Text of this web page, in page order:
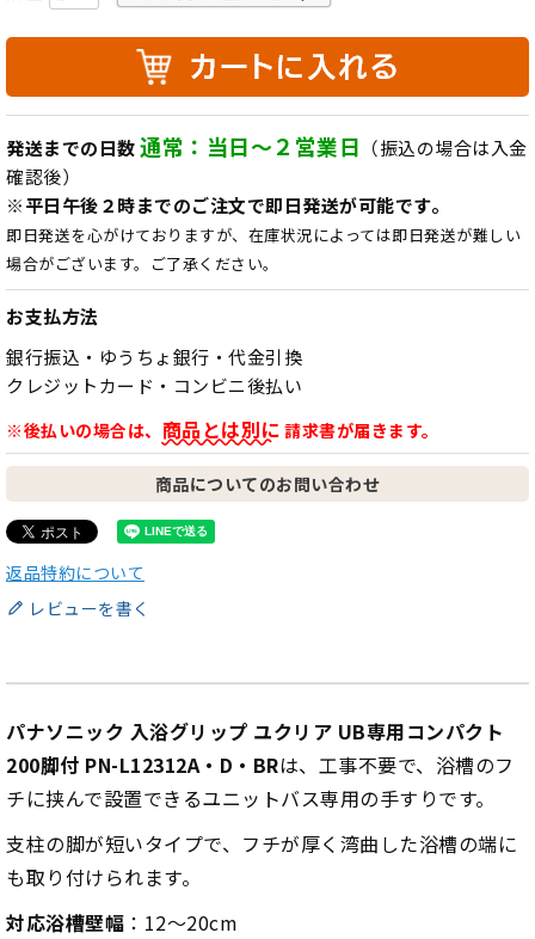
発送までの日数通常：当日～２営業日 （振込の場合は入金
確認後）
※平日午後２時までのご注文で即日発送が可能です。
即日発送を心がけておりますが、在庫状況によっては即日発送が難しい
場合がございます。ご了承ください。
お支払方法
銀行振込・ゆうちょ銀行・代金引換
クレジットカード・コンビニ後払い
※後払いの場合は、 商品とは別に 請求書が届きます。
商品についてのお問い合わせ
返品特約について
レビューを書く
パナソニック 入浴グリップ ユクリア UB専用コンパクト
200脚付 PN-L12312A・D・BRは、工事不要で、浴槽のフ
チに挟んで設置できるユニットバス専用の手すりです。
支柱の脚が短いタイプで、フチが厚く湾曲した浴槽の端に
も取り付けられます。
対応浴槽壁幅 ：12～20cm